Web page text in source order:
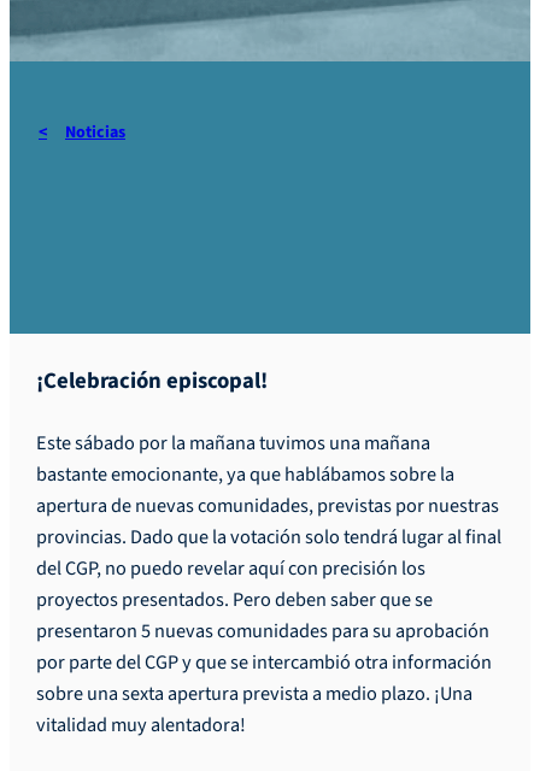
Noticias
¡Celebración episcopal!
Este sábado por la mañana tuvimos una mañana
bastante emocionante, ya que hablábamos sobre la
apertura de nuevas comunidades, previstas por nuestras
provincias. Dado que la votación solo tendrá lugar al final
del CGP, no puedo revelar aquí con precisión los
proyectos presentados. Pero deben saber que se
presentaron 5 nuevas comunidades para su aprobación
por parte del CGP y que se intercambió otra información
sobre una sexta apertura prevista a medio plazo. ¡Una
vitalidad muy alentadora!